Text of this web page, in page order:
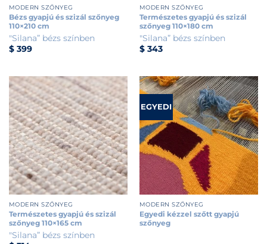
MODERN SZŐNYEG
Bézs gyapjú és szizál szőnyeg
110×210 cm
"Silana” bézs színben
$399
MODERN SZŐNYEG
Természetes gyapjú és szizál
szőnyeg 110×180 cm
"Silana” bézs színben
$343
MODERN SZŐNYEG
Természetes gyapjú és szizál
szőnyeg 110×165 cm
"Silana” bézs színben
EGYEDI
MODERN SZŐNYEG
Egyedi kézzel szőtt gyapjú
szőnyeg